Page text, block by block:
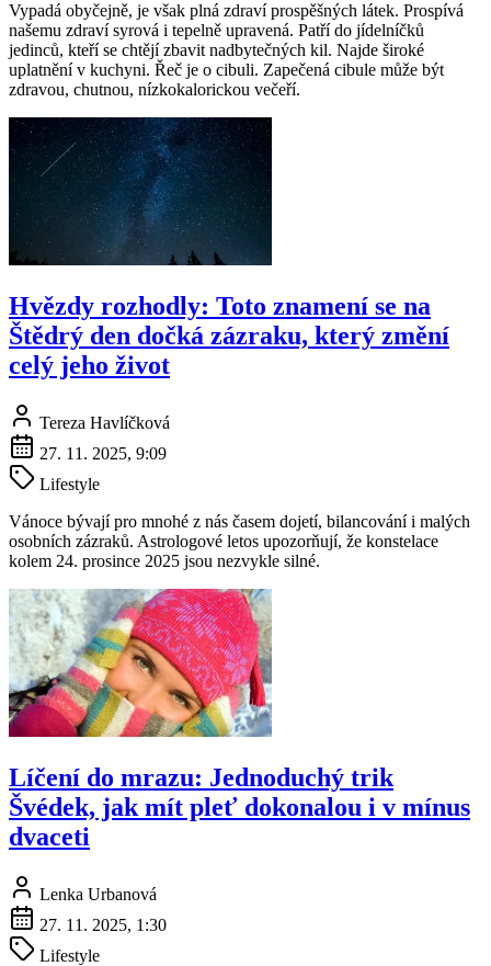
Vypadá obyčejně, je však plná zdraví prospěšných látek. Prospívá
našemu zdraví syrová i tepelně upravená. Patří do jídelníčků
jedinců, kteří se chtějí zbavit nadbytečných kil. Najde široké
uplatnění v kuchyni. Řeč je o cibuli. Zapečená cibule může být
zdravou, chutnou, nízkokalorickou večeří.
Hvězdy rozhodly: Toto znamení se na
Štědrý den dočká zázraku, který změní
celý jeho život
Tereza Havlíčková
27. 11. 2025, 9:09
Lifestyle
Vánoce bývají pro mnohé z nás časem dojetí, bilancování i malých
osobních zázraků. Astrologové letos upozorňují, že konstelace
kolem 24. prosince 2025 jsou nezvykle silné.
Líčení do mrazu: Jednoduchý trik
Švédek, jak mít pleť dokonalou i v mínus
dvaceti
Lenka Urbanová
27. 11. 2025, 1:30
Lifestyle